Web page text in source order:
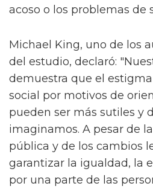
acoso o los problemas de
Michael King, uno de los
del estudio, declaró:
demuestra que el
social por motivos de
pueden ser más sutiles y
imaginamos. A pesar de
pública y de los cambios
garantizar la igualdad, la
por una parte de las